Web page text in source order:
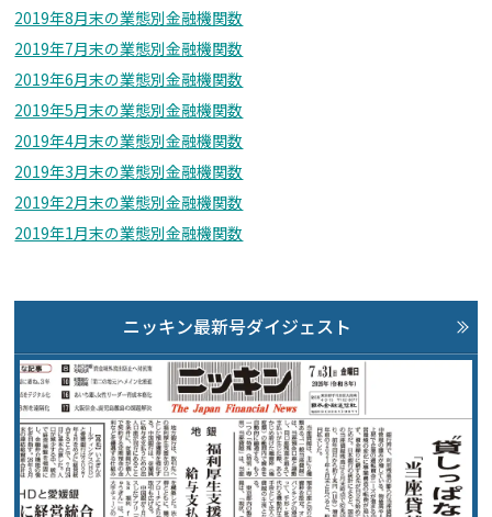
2019年8月末の業態別金融機関数
2019年7月末の業態別金融機関数
2019年6月末の業態別金融機関数
2019年5月末の業態別金融機関数
2019年4月末の業態別金融機関数
2019年3月末の業態別金融機関数
2019年2月末の業態別金融機関数
2019年1月末の業態別金融機関数
ニッキン最新号ダイジェスト